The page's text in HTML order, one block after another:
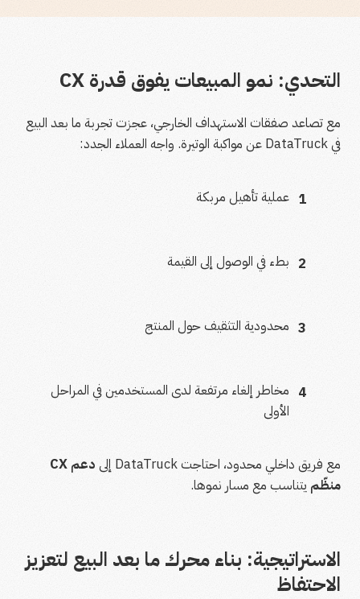
التحدي: نمو المبيعات يفوق قدرة CX
مع تصاعد صفقات الاستهداف الخارجي، عجزت تجربة ما بعد البيع
في DataTruck عن مواكبة الوتيرة. واجه العملاء الجدد:
1 عملية تأهيل مربكة
2 بطء في الوصول إلى القيمة
3 محدودية التثقيف حول المنتج
4 مخاطر إلغاء مرتفعة لدى المستخدمين في المراحل
الأولى
مع فريق داخلي محدود، احتاجت DataTruck إلى
دعم CX
منظّم يتناسب مع مسار نموها.
الاستراتيجية: بناء محرك ما بعد البيع لتعزيز
الاحتفاظ